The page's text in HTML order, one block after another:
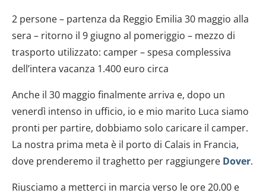
2 persone – partenza da Reggio Emilia 30 maggio alla
sera – ritorno il 9 giugno al pomeriggio – mezzo di
trasporto utilizzato: camper – spesa complessiva
dell’intera vacanza 1.400 euro circa
Anche il 30 maggio finalmente arriva e, dopo un
venerdì intenso in ufficio, io e mio marito Luca siamo
pronti per partire, dobbiamo solo caricare il camper.
La nostra prima meta è il porto di Calais in Francia,
dove prenderemo il traghetto per raggiungere Dover.
Riusciamo a metterci in marcia verso le ore 20.00 e